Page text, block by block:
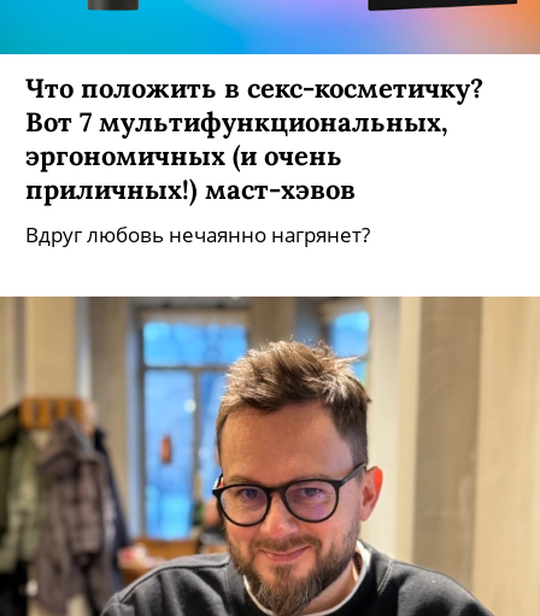
Что положить в секс-косметичку?
Вот 7 мультифункциональных,
эргономичных (и очень
приличных!) маст-хэвов
Вдруг любовь нечаянно нагрянет?